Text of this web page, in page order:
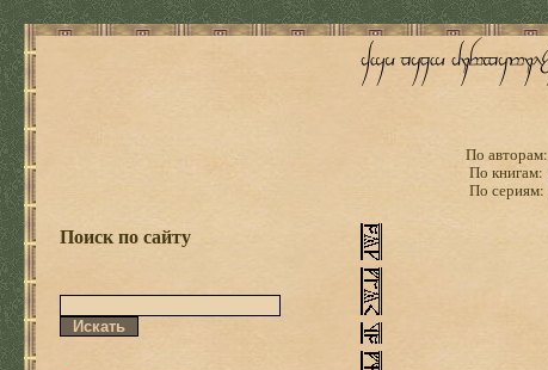
По авторам:
По книгам:
По сериям:
Поиск по сайту